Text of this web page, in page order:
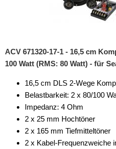
für Mercedes-Benz
für MINI
für Opel
für Peugeot
ACV 671320-17-1 - 16,5 cm
100 Watt (RMS: 80 Watt) - für
16,5 cm DLS 2-Wege
Belastbarkeit: 2 x 80/100
Impedanz: 4 Ohm
2 x 25 mm Hochtöner
2 x 165 mm Tiefmitteltöner
2 x Kabel-Frequenzweiche